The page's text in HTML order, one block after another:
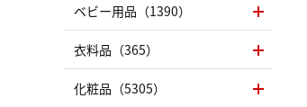
ベビー用品（1390）
衣料品（365）
化粧品（5305）